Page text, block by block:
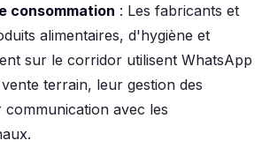
consommation : Les fabricants et
alimentaires, d'hygiène et
sur le corridor utilisent WhatsApp
terrain, leur gestion des
avec les